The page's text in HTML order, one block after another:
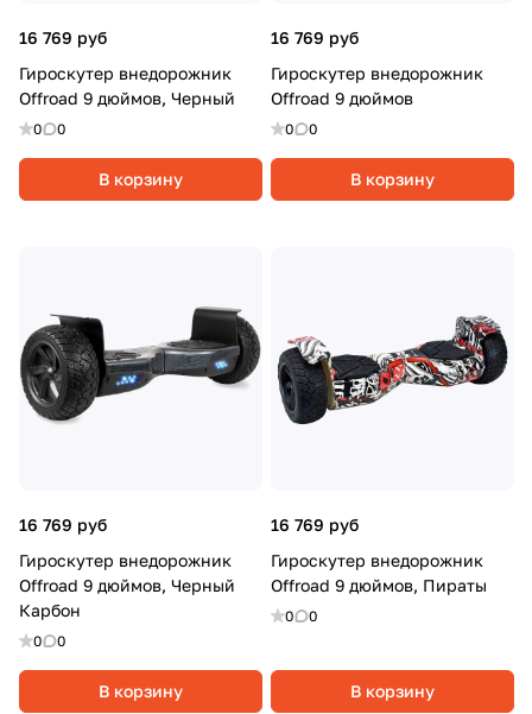
16 769 руб
Гироскутер внедорожник
Offroad 9 дюймов, Черный
0 0
В корзину
16 769 руб
Гироскутер внедорожник
Offroad 9 дюймов
0 0
В корзину
16 769 руб
Гироскутер внедорожник
Offroad 9 дюймов, Черный
Карбон
0 0
В корзину
16 769 руб
Гироскутер внедорожник
Offroad 9 дюймов, Пираты
0 0
В корзину